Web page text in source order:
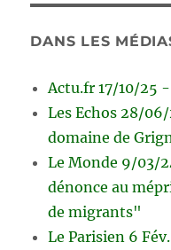
DANS LES
Actu.fr 17/10/25
Les Echos 28/
domaine de
Le Monde 9/03/
dénonce au
de migrants"
Le Parisien 6